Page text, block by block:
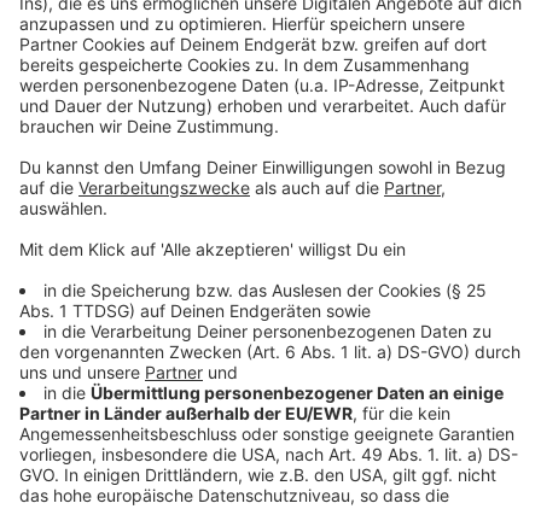
Freitag, 12.11.2021, Gronau, 12-18 Uhr, Paul-
Gerhardt-Heim, Gildehauser Straße 170
Samstag, 13.11.2021, Ahaus, 9-12 Uhr, Tonhalle im
Kulturquadrat, Vagedesstraße 2
Samstag, 13.11.2021, Schöppingen, 13-16 Uhr,
Kulturhalle KRAFTWERK, Feuerstiege
Um Wartezeiten bei den mobilen Impfaktionen zu
verkürzen,
bittet der Kreis Borken nun die Bürgerinnen
und Bürger, die Impfunterlagen möglichst bereits
zuhause auszufüllen und dann zur Impfstelle
mitzubringen.Die Formulare gibt es hier.
Wichtig bei der Impfung von unter 16-Jährigen:
ist die Begleitung eines/einer Sorgeberechtigten
sowie die Unterschrift aller Sorgeberechtigten
erforderlich.